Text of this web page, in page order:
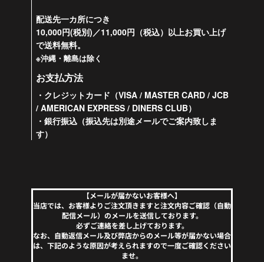
配送先一カ所につき
10,000円(税別)／11,000円（税込）以上お買い上げ
で送料無料。
※沖縄・離島は除く
お支払方法
・クレジットカード（VISA / MASTER CARD / JCB
/ AMERICAN EXPRESS / DINERS CLUB）
・銀行振込（振込先は別途メールでご案内致しま
す）
【メールが届かないお客様へ】
当店では、お客様よりご注文頂きますと注文内容ご確認（自動
配信メール）のメールを送信しております。
必ずご連絡を差し上げております。
なお、自動返信メール及び弊店からのメール等が届かない場合
は、下記のような原因が考えられますので一度ご確認ください
ませ。